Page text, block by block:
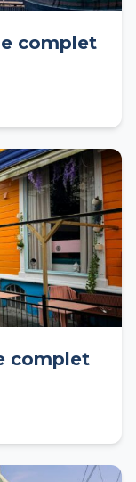
complet
complet